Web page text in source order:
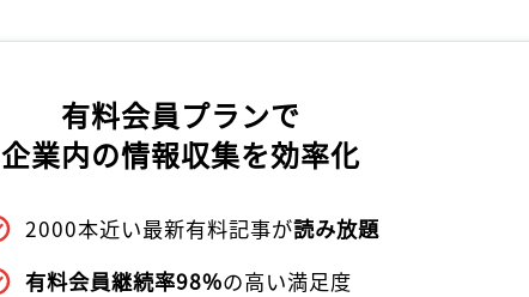
有料会員プランで
企業内の情報収集を効率化
2000本近い最新有料記事が読み放題
有料会員継続率98%の高い満足度
記事をお気に入りに保存するには